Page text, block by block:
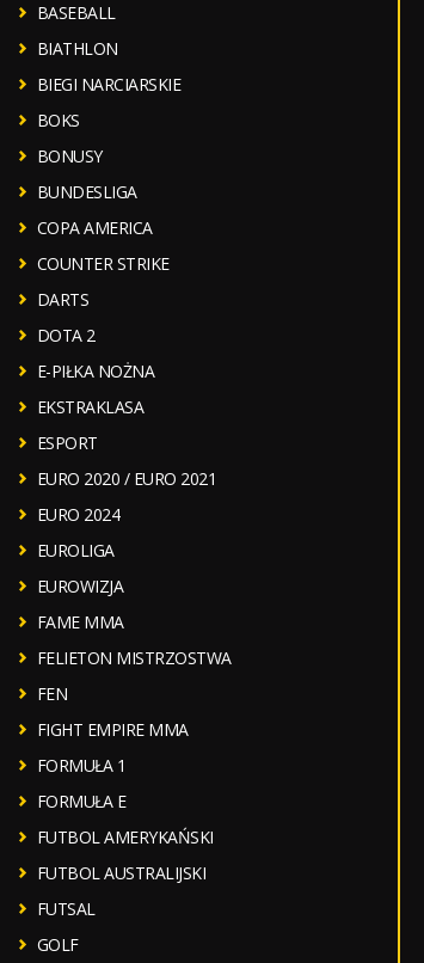
BASEBALL
BIATHLON
BIEGI NARCIARSKIE
BOKS
BONUSY
BUNDESLIGA
COPA AMERICA
COUNTER STRIKE
DARTS
DOTA 2
E-PIŁKA NOŻNA
EKSTRAKLASA
ESPORT
EURO 2020 / EURO 2021
EURO 2024
EUROLIGA
EUROWIZJA
FAME MMA
FELIETON MISTRZOSTWA
FEN
FIGHT EMPIRE MMA
FORMUŁA 1
FORMUŁA E
FUTBOL AMERYKAŃSKI
FUTBOL AUSTRALIJSKI
FUTSAL
GOLF